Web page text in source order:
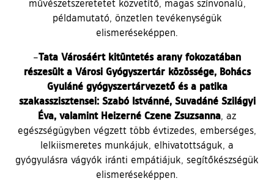
művészetszeretetet közvetítő, magas színvonalú,
példamutató, önzetlen tevékenységük
elismeréseképpen.
–Tata Városáért kitüntetés arany fokozatában
részesült a Városi Gyógyszertár közössége, Bohács
Gyuláné gyógyszertárvezető és a patika
szakasszisztensei: Szabó Istvánné, Suvadáné Szilágyi
Éva, valamint Heizerné Czene Zsuzsanna, az
egészségügyben végzett több évtizedes, emberséges,
lelkiismeretes munkájuk, elhivatottságuk, a
gyógyulásra vágyók iránti empátiájuk, segítőkészségük
elismeréseképpen.